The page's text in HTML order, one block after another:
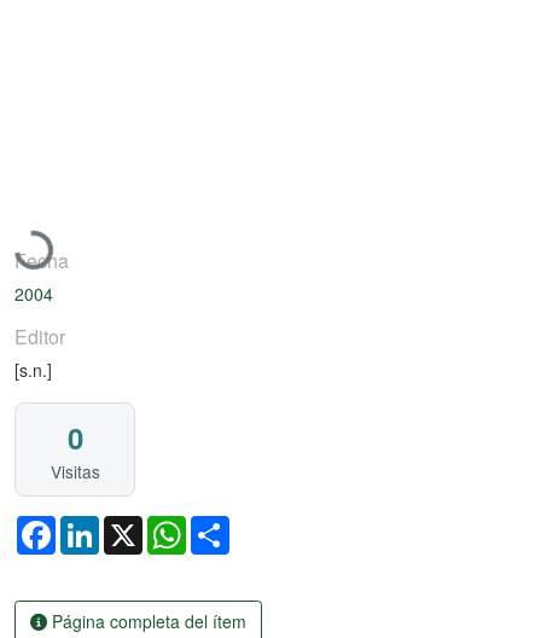
Cargando...
Fecha
2004
Editor
[s.n.]
0
Visitas
FacebookLinkedIn
X WhatsApp
Página completa del ítem